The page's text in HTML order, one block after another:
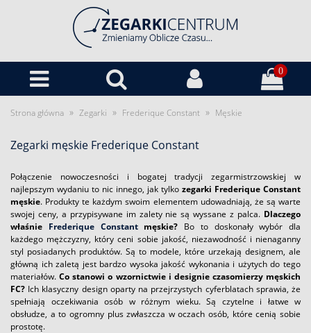
0
Strona główna » Zegarki » Frederique Constant » Męskie
Zegarki męskie Frederique Constant
Połączenie nowoczesności i bogatej tradycji zegarmistrzowskiej w
najlepszym wydaniu to nic innego, jak tylko zegarki Frederique Constant
męskie. Produkty te każdym swoim elementem udowadniają, że są warte
swojej ceny, a przypisywane im zalety nie są wyssane z palca. Dlaczego
właśnie Frederique Constantmęskie? Bo to doskonały wybór dla
każdego mężczyzny, który ceni sobie jakość, niezawodność i nienaganny
styl posiadanych produktów. Są to modele, które urzekają designem, ale
główną ich zaletą jest bardzo wysoka jakość wykonania i użytych do tego
materiałów.Co stanowi o wzornictwie i designie czasomierzy męskich
FC? Ich klasyczny design oparty na przejrzystych cyferblatach sprawia, że
spełniają oczekiwania osób w różnym wieku. Są czytelne i łatwe w
obsłudze, a to ogromny plus zwłaszcza w oczach osób, które cenią sobie
prostotę.